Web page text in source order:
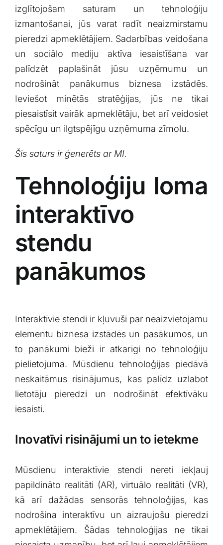
‍izglītojošam saturam un tehnoloģiju
izmantošanai, jūs varat radīt neaizmirstamu
pieredzi ‍apmeklētājiem. Sadarbības veidošana
un sociālo ‌mediju aktīva iesaistīšana var
palīdzēt ‍paplašināt jūsu uzņēmumu un
nodrošināt ⁣panākumus biznesa izstādēs.
Ieviešot minētās stratēģijas, jūs ne tikai
piesaistīsit vairāk apmeklētāju, bet arī veidosiet
spēcīgu un ilgtspējīgu uzņēmuma zīmolu.
Šis saturs ir ģenerēts ar⁣ MI.
Tehnoloģiju loma
interaktīvo
stendu
panākumos
Interaktīvie stendi ir ‍kļuvuši par neaizvietojamu
elementu biznesa⁤ izstādēs‍ un pasākumos, un
to panākumi ‍bieži ‍ir‍ atkarīgi no tehnoloģiju
pielietojuma. Mūsdienu tehnoloģijas piedāvā
neskaitāmus risinājumus, kas palīdz uzlabot
lietotāju pieredzi un nodrošināt efektīvāku
iesaisti.
Inovatīvi risinājumi ‍un to ietekme
Mūsdienu interaktīvie stendi nereti iekļauj
papildināto realitāti (AR), virtuālo realitāti (VR),
kā arī⁢ dažādas sensorās tehnoloģijas, kas
nodrošina interaktīvu un aizraujošu pieredzi
apmeklētājiem. Šādas tehnoloģijas ne tikai